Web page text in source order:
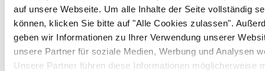
auf unsere Webseite. Um alle Inhalte der Seite vollständig
können, klicken Sie bitte auf "Alle Cookies zulassen".
geben wir Informationen zu Ihrer Verwendung unserer
unsere Partner für soziale Medien, Werbung und Analysen
Unsere Partner führen diese Informationen möglicherweise
Startseite Max Osvald & Band Loisachjazz
Max Osvald & Band
Loisachjazz